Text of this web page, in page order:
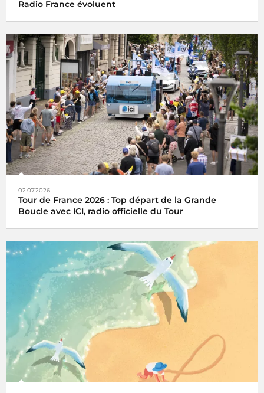
Radio France évoluent
02.07.2026
Tour de France 2026 : Top départ de la Grande
Boucle avec ICI, radio officielle du Tour